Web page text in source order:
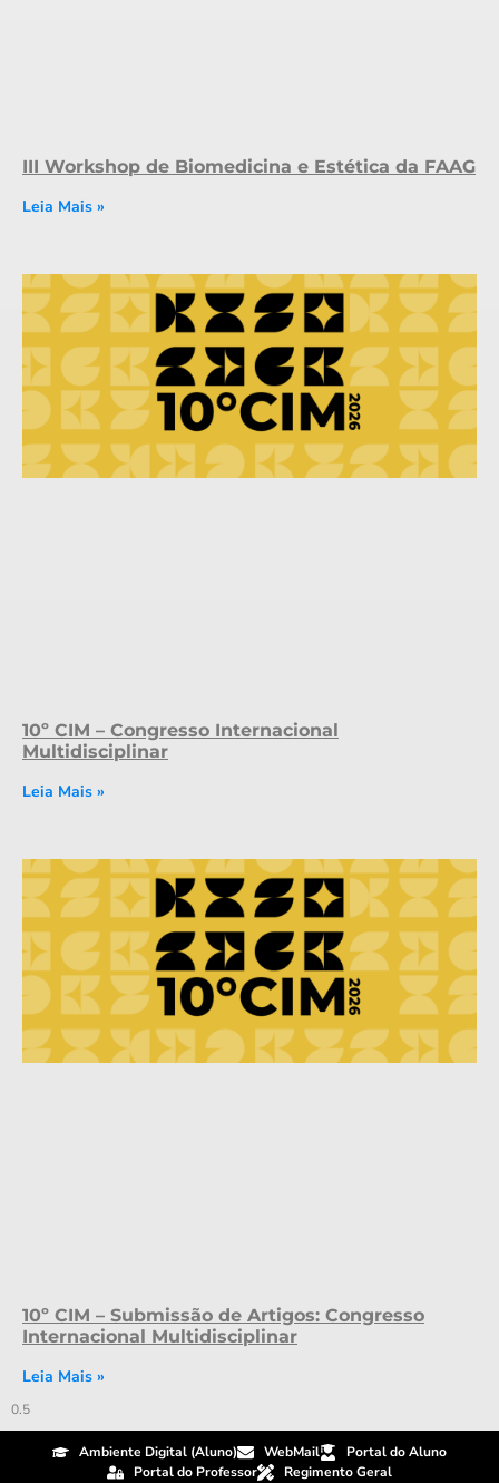
III Workshop de Biomedicina e Estética da FAAG
Leia Mais »
10º CIM – Congresso Internacional
Multidisciplinar
Leia Mais »
10º CIM – Submissão de Artigos: Congresso
Internacional Multidisciplinar
Leia Mais »
Ambiente Digital (Aluno) WebMail
Portal do Aluno
Portal do Professor
Regimento Geral